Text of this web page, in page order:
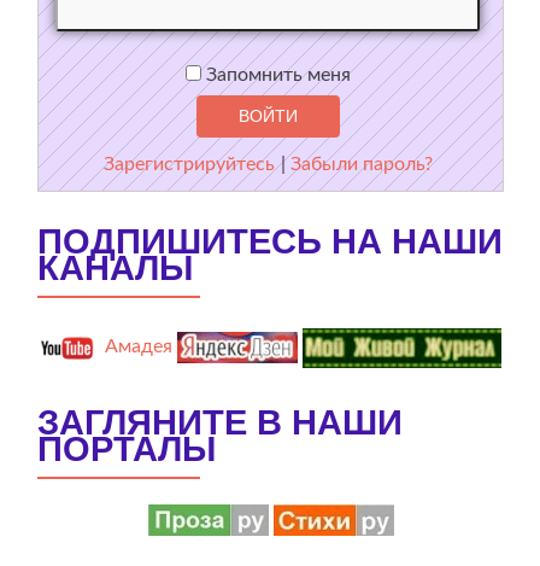
Запомнить меня
Зарегистрируйтесь |Забыли пароль?
ПОДПИШИТЕСЬ НА НАШИ
КАНАЛЫ
Амадея
ЗАГЛЯНИТЕ В НАШИ
ПОРТАЛЫ